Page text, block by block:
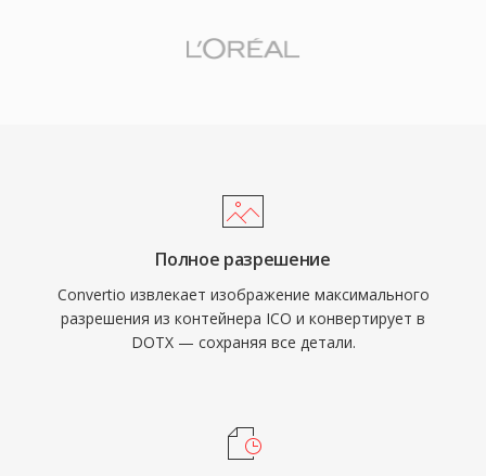
Полное разрешение
Convertio извлекает изображение максимального
разрешения из контейнера ICO и конвертирует в
DOTX — сохраняя все детали.